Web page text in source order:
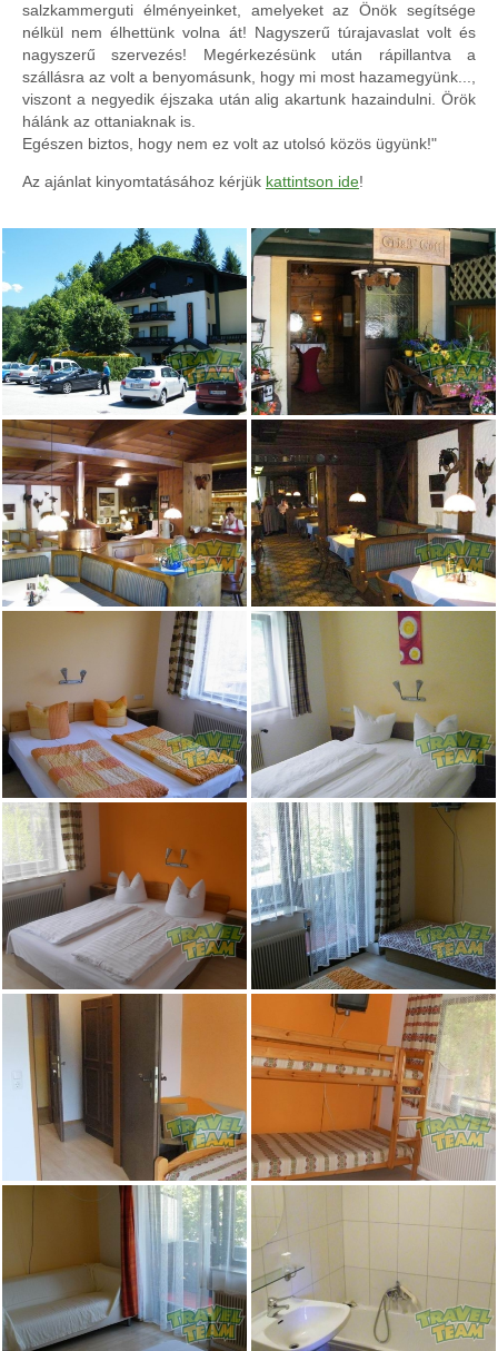
salzkammerguti élményeinket, amelyeket az Önök segítsége
nélkül nem élhettünk volna át! Nagyszerű túrajavaslat volt és
nagyszerű szervezés! Megérkezésünk után rápillantva a
szállásra az volt a benyomásunk, hogy mi most hazamegyünk...,
viszont a negyedik éjszaka után alig akartunk hazaindulni. Örök
hálánk az ottaniaknak is.
Egészen biztos, hogy nem ez volt az utolsó közös ügyünk!"
Az ajánlat kinyomtatásához kérjük kattintson ide!